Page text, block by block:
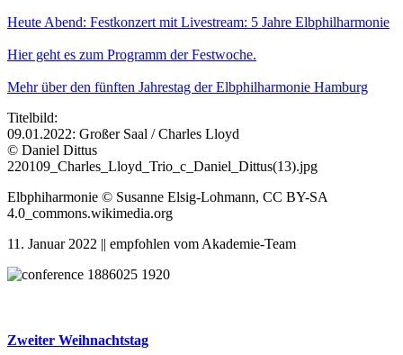
Heute Abend: Festkonzert mit Livestream: 5 Jahre Elbphilharmonie
Hier geht es zum Programm der Festwoche.
Mehr über den fünften Jahrestag der Elbphilharmonie Hamburg
Titelbild:
09.01.2022: Großer Saal / Charles Lloyd
© Daniel Dittus
220109_Charles_Lloyd_Trio_c_Daniel_Dittus(13).jpg
Elbphiharmonie © Susanne Elsig-Lohmann, CC BY-SA
4.0_commons.wikimedia.org
11. Januar 2022 || empfohlen vom Akademie-Team
Zweiter Weihnachtstag